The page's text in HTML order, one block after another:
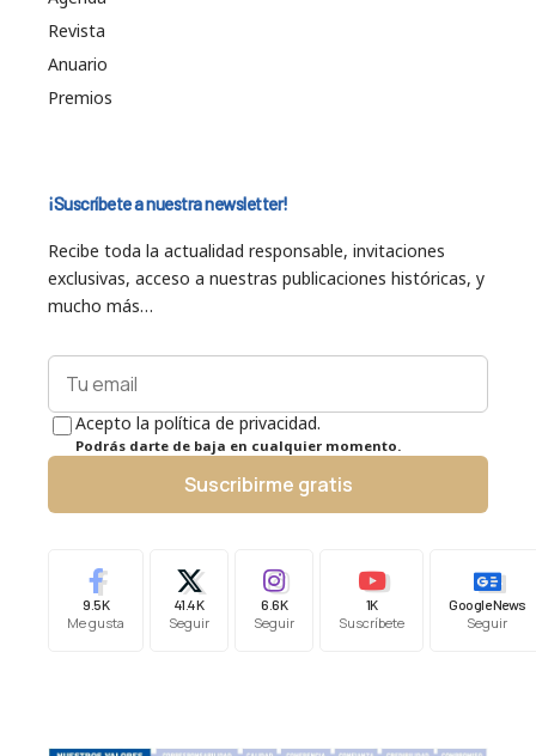
Revista
Anuario
Premios
¡Suscríbete a nuestra newsletter!
Recibe toda la actualidad responsable, invitaciones
exclusivas, acceso a nuestras publicaciones históricas, y
mucho más…
Acepto la política de privacidad.
Podrás darte de baja en cualquier momento.
Suscribirme gratis
9.5K
Me gusta
41.4K
Seguir
6.6K
Seguir
1K
Suscríbete
Google News
Seguir